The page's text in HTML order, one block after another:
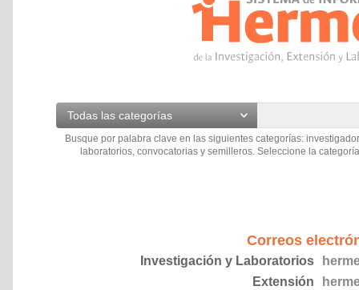
Todas las categorías
Busque por palabra clave en las siguientes categorías:
laboratorios, convocatorias y semilleros. Seleccione la
Correos
Investigación y Laboratorios
Extensión